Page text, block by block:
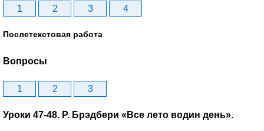
1 2 3 4
Послетекстовая работа
Вопросы
1 2 3
Уроки 47-48. Р. Брэдбери «Все лето водин день».